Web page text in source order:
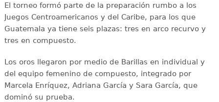
El torneo formó parte de la preparación rumbo a los
Juegos Centroamericanos y del Caribe, para los que
Guatemala ya tiene seis plazas: tres en arco recurvo y
tres en compuesto.
Los oros llegaron por medio de Barillas en individual y
del equipo femenino de compuesto, integrado por
Marcela Enríquez, Adriana García y Sara García, que
dominó su prueba.